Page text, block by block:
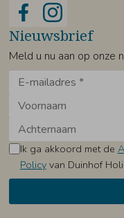
Nieuwsbrief
Meld u nu aan op onze
Ik ga akkoord met de
Policyvan Duinhof